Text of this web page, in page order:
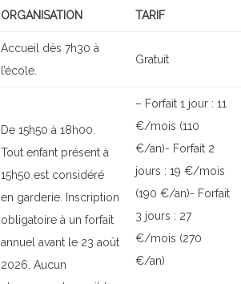
ORGANISATION TARIF
Accueil dès 7h30 à
l’école.
Gratuit
De 15h50 à 18h00.
Tout enfant présent à
15h50 est considéré
en garderie. Inscription
obligatoire à un forfait
annuel avant le 23 août
2026. Aucun
– Forfait 1 jour : 11
€/mois (110
€/an)- Forfait 2
jours : 19 €/mois
(190 €/an)- Forfait
3 jours : 27
€/mois (270
€/an)